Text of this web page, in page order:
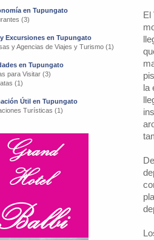
en Tupungato
(3)
Excursiones en Tupungato
y Agencias de Viajes y Turismo (1)
en Tupungato
para Visitar (3)
(1)
Útil en Tupungato
Turísticas (1)
El
la